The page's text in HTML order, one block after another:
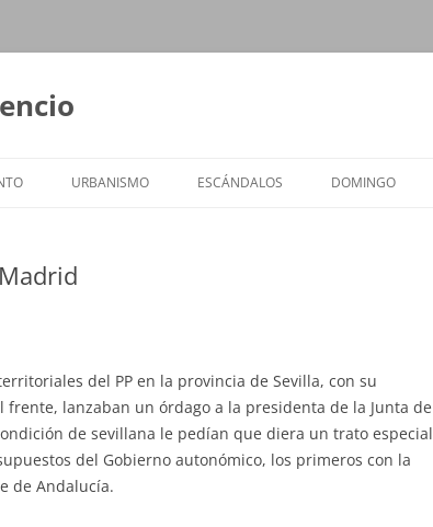
URBANISMO ESCÁNDALOS DOMINGO
del PP en la provincia de Sevilla, con su
frente, lanzaban un órdago a la presidenta de la Junta de
de sevillana le pedían que diera un trato especial
del Gobierno autonómico, los primeros con la
de Andalucía.